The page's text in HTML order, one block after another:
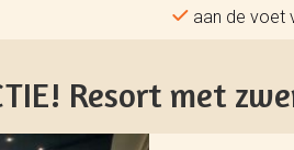
aan de voet
Resort met